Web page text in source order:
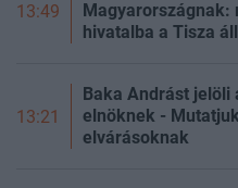
13:49
hivatalba a Tisza
13:21
Baka Andrást
elnöknek -
elvárásoknak